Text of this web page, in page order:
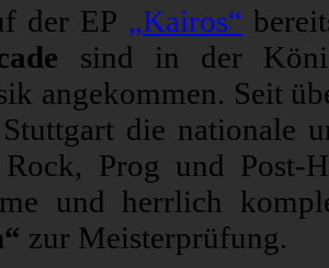
der EP „Kairos“
sind in der
angekommen. Seit
die nationale
Prog und Post-
und herrlich
zur Meisterprüfung.